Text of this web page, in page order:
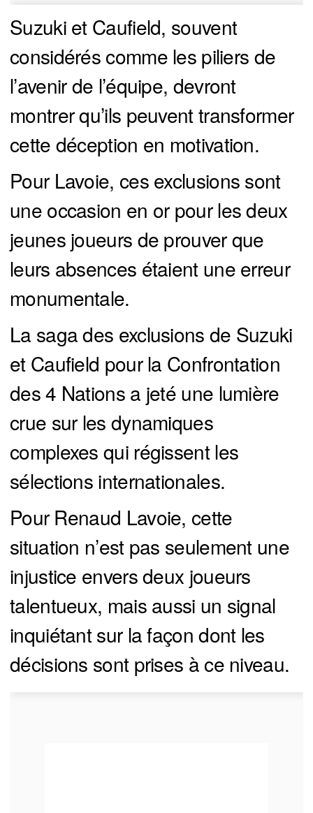
Suzuki et Caufield, souvent
considérés comme les piliers de
l’avenir de l’équipe, devront
montrer qu’ils peuvent transformer
cette déception en motivation.
Pour Lavoie, ces exclusions sont
une occasion en or pour les deux
jeunes joueurs de prouver que
leurs absences étaient une erreur
monumentale.
La saga des exclusions de Suzuki
et Caufield pour la Confrontation
des 4 Nations a jeté une lumière
crue sur les dynamiques
complexes qui régissent les
sélections internationales.
Pour Renaud Lavoie, cette
situation n’est pas seulement une
injustice envers deux joueurs
talentueux, mais aussi un signal
inquiétant sur la façon dont les
décisions sont prises à ce niveau.